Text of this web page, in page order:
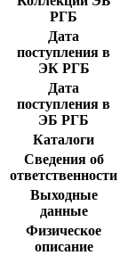
РГБ
Дата
поступления в
ЭК РГБ
Дата
поступления в
ЭБ РГБ
Каталоги
Сведения об
ответственности
Выходные
данные
Физическое
описание